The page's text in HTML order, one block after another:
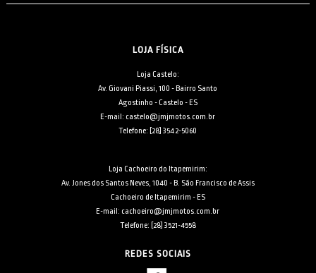
LOJA FÍSICA
Loja Castelo:
Av. Giovani Piassi, 100 - Bairro Santo
Agostinho - Castelo - ES
E-mail: castelo@jmjmotos.com.br
Telefone: [28] 3542-5060
Loja Cachoeiro do Itapemirim:
Av. Jones dos Santos Neves, 1040 - B. São Francisco de Assis
Cachoeiro de Itapemirim - ES
E-mail: cachoeiro@jmjmotos.com.br
Telefone: [28] 3521-4558
REDES SOCIAIS